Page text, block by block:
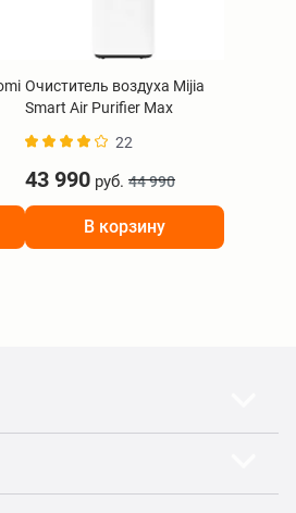
Очиститель воздуха Mijia
Smart Air Purifier Max
22
43 990 руб. 44 990
В корзину